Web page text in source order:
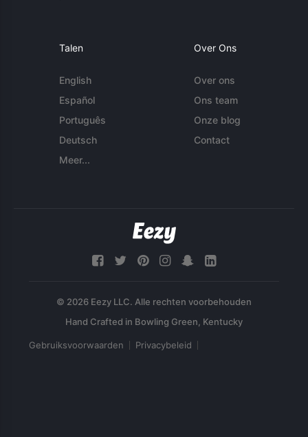
Talen
English
Español
Português
Deutsch
Meer...
Over Ons
Over ons
Ons team
Onze blog
Contact
© 2026 Eezy LLC. Alle rechten voorbehouden
Gebruiksvoorwaarden Privacybeleid